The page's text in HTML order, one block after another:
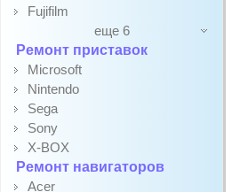
Fujifilm
еще 6
Ремонт приставок
Microsoft
Nintendo
Sega
Sony
X-BOX
Ремонт навигаторов
Acer